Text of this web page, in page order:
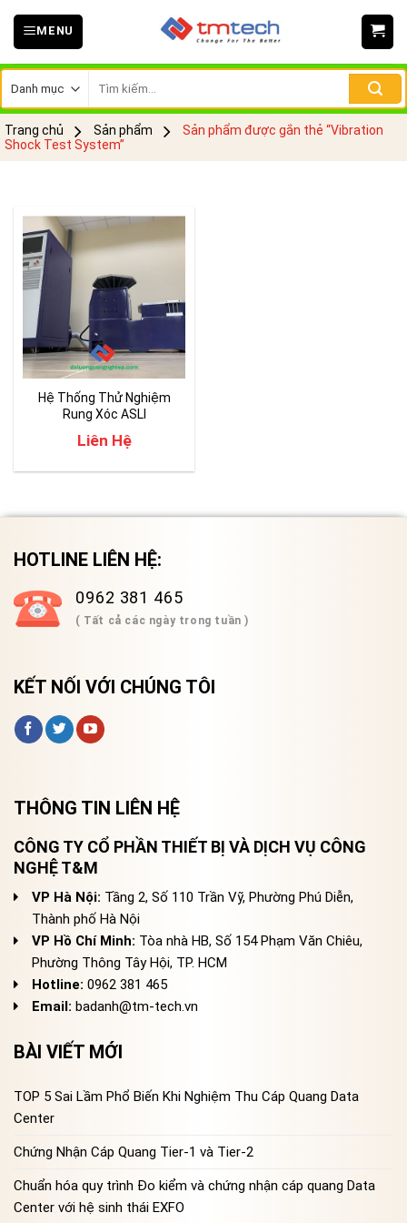
Skip
MENU
kiếm:
Trang chủ Sản phẩm
Sản phẩm được gắn thẻ “Vibration
Shock Test System”
Hệ Thống Thử Nghiệm
Rung Xóc ASLI
Liên Hệ
HOTLINE LIÊN HỆ:
0962 381 465
( Tất cả các ngày trong tuần )
KẾT NỐI VỚI CHÚNG TÔI
THÔNG TIN LIÊN HỆ
CÔNG TY CỔ PHẦN THIẾT BỊ VÀ DỊCH VỤ CÔNG
NGHỆ T&M
VP Hà Nội: Tầng 2, Số 110 Trần Vỹ, Phường Phú Diễn,
Thành phố Hà Nội
VP Hồ Chí Minh: Tòa nhà HB, Số 154 Phạm Văn Chiêu,
Phường Thông Tây Hội, TP. HCM
Hotline: 0962 381 465
Email: badanh@tm-tech.vn
BÀI VIẾT MỚI
TOP 5 Sai Lầm Phổ Biến Khi Nghiệm Thu Cáp Quang Data
Center
Chứng Nhận Cáp Quang Tier-1 và Tier-2
Chuẩn hóa quy trình Đo kiểm và chứng nhận cáp quang Data
Center với hệ sinh thái EXFO